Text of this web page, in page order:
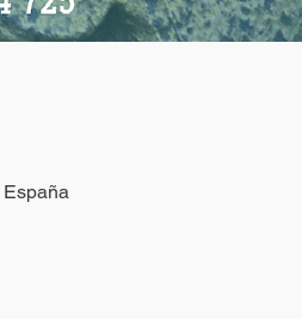
España